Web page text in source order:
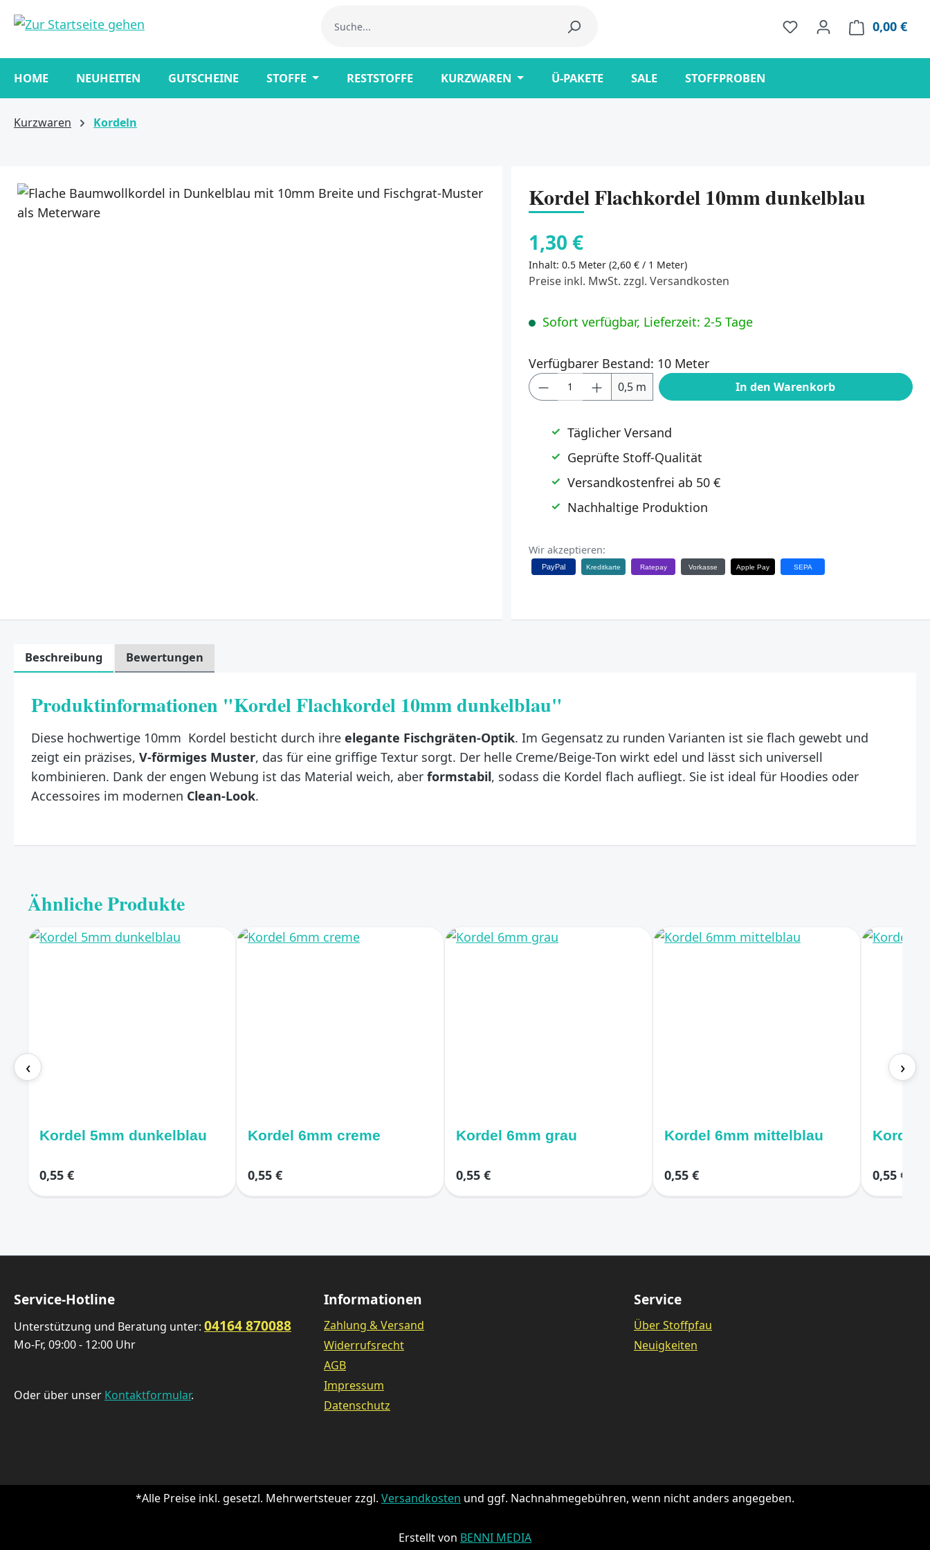
Zur Hauptnavigation springen
0,00 €
HOME NEUHEITEN GUTSCHEINE STOFFE RESTSTOFFE KURZWAREN Ü-PAKETE SALE STOFFPROBEN
Kurzwaren Kordeln
Bildergalerie überspringen Kordel Flachkordel 10mm dunkelblau
1,30 €
Inhalt:0.5 Meter(2,60 € / 1 Meter)
Preise inkl. MwSt. zzgl. Versandkosten
Sofort verfügbar, Lieferzeit: 2-5 Tage
Verfügbarer Bestand: 10 Meter
Produkt Anzahl: Gib den gewünschten Wert ein
0,5 m In den Warenkorb
Täglicher Versand
Geprüfte Stoff-Qualität
Versandkostenfrei ab 50 €
Nachhaltige Produktion
Wir akzeptieren:
PayPal Kreditkarte Ratepay Vorkasse Apple Pay SEPA
Beschreibung Bewertungen
Produktinformationen "Kordel Flachkordel 10mm dunkelblau"
Diese hochwertige 10mm Kordel besticht durch ihre elegante Fischgräten-Optik. Im Gegensatz zu runden Varianten ist sie flach gewebt und
zeigt ein präzises, V-förmiges Muster, das für eine griffige Textur sorgt. Der helle Creme/Beige-Ton wirkt edel und lässt sich universell
kombinieren. Dank der engen Webung ist das Material weich, aber formstabil, sodass die Kordel flach aufliegt. Sie ist ideal für Hoodies oder
Accessoires im modernen Clean-Look.
Ähnliche Produkte
‹
Kordel 5mm dunkelblau
0,55 €
Kordel 6mm creme
0,55 €
Kordel 6mm grau
0,55 €
Kordel 6mm mittelblau
0,55 € 0,55 €
›
Service-Hotline
Unterstützung und Beratung unter: 04164 870088
Mo-Fr, 09:00 - 12:00 Uhr
Oder über unser Kontaktformular.
Informationen
Zahlung & Versand
Widerrufsrecht
AGB
Impressum
Datenschutz
Service
Über Stoffpfau
Neuigkeiten
*Alle Preise inkl. gesetzl. Mehrwertsteuer zzgl. Versandkosten und ggf. Nachnahmegebühren, wenn nicht anders angegeben.
Erstellt von BENNI MEDIA